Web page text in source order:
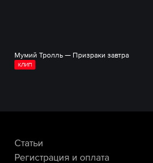
Мумий Тролль — Призраки завтра
КЛИП
Статьи
Регистрация и оплата